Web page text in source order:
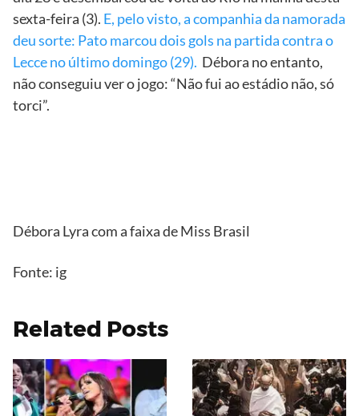
sexta-feira (3). E, pelo visto, a companhia da namorada
deu sorte: Pato marcou dois gols na partida contra o
Lecce no último domingo (29). Débora no entanto,
não conseguiu ver o jogo: “Não fui ao estádio não, só
torci”.
Débora Lyra com a faixa de Miss Brasil
Fonte: ig
Related Posts